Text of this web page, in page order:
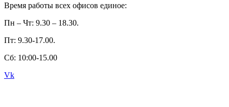
Время работы всех офисов единое:
Пн – Чт: 9.30 – 18.30.
Пт: 9.30-17.00.
Сб: 10:00-15.00
Vk